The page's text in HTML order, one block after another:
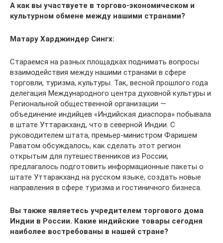
А как вы участвуете в торгово-экономическом и
культурном обмене между нашими странами?
Матару Харджиндер Сингх:
Стараемся на разных площадках поднимать вопросы
взаимодействия между нашими странами в сфере
торговли, туризма, культуры. Так, весной прошлого года
делегация Международного центра духовной культуры и
Региональной общественной организации —
объединение индийцев «Индийская диаспора» побывала
в штате Уттаракханд, что в северной Индии. С
руководителем штата, премьер-министром Фаришем
Раватом обсуждалось, как сделать этот регион
открытым для путешественников из России,
предлагалось подготовить информационные пакеты о
штате Уттаракханд на русском языке, создать новые
направления в сфере туризма и гостиничного бизнеса.
Вы также являетесь учредителем торгового дома
Индии в России. Какие индийские товары сегодня
наиболее востребованы в нашей стране?